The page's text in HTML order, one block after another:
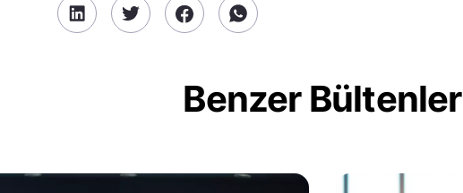
Benzer Bültenler